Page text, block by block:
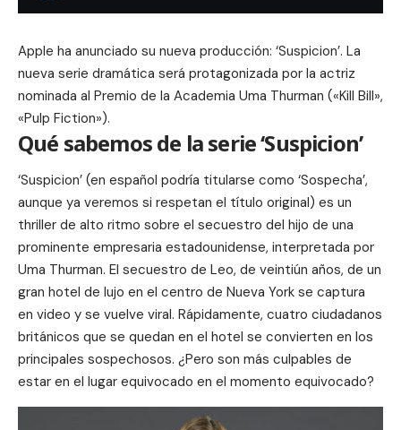
Apple ha anunciado su nueva producción: ‘Suspicion’. La
nueva serie dramática será protagonizada por la actriz
nominada al Premio de la Academia Uma Thurman («Kill Bill»,
«Pulp Fiction»).
Qué sabemos de la serie ‘Suspicion’
‘Suspicion’ (en español podría titularse como ‘Sospecha’,
aunque ya veremos si respetan el título original) es un
thriller de alto ritmo sobre el secuestro del hijo de una
prominente empresaria estadounidense, interpretada por
Uma Thurman. El secuestro de Leo, de veintiún años, de un
gran hotel de lujo en el centro de Nueva York se captura
en video y se vuelve viral. Rápidamente, cuatro ciudadanos
británicos que se quedan en el hotel se convierten en los
principales sospechosos. ¿Pero son más culpables de
estar en el lugar equivocado en el momento equivocado?